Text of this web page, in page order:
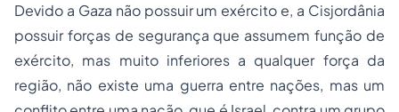
Devido a Gaza não possuir um exército e, a Cisjordânia
possuir forças de segurança que assumem função de
exército, mas muito inferiores a qualquer força da
região, não existe uma guerra entre nações, mas um